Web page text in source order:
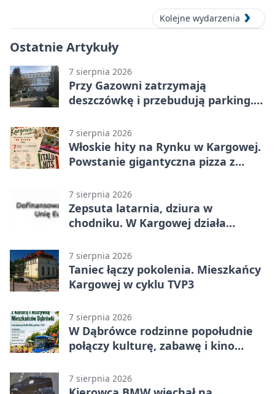
Kolejne wydarzenia
Ostatnie Artykuły
7 sierpnia 2026
Przy Gazowni zatrzymają
deszczówkę i przebudują parking.
7 sierpnia 2026
Włoskie hity na Rynku w Kargowej.
Powstanie gigantyczna pizza z
7 sierpnia 2026
Zepsuta latarnia, dziura w
chodniku. W Kargowej działa
7 sierpnia 2026
Taniec łączy pokolenia. Mieszkańcy
Kargowej w cyklu TVP3
7 sierpnia 2026
W Dąbrówce rodzinne popołudnie
połączy kulturę, zabawę i kino
7 sierpnia 2026